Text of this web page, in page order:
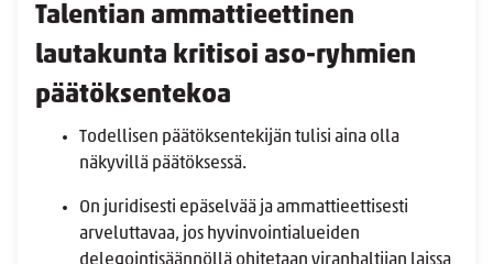
Talentian ammattieettinen
lautakunta kritisoi aso-ryhmien
päätöksentekoa
Todellisen päätöksentekijän tulisi aina olla
näkyvillä päätöksessä.
On juridisesti epäselvää ja ammattieettisesti
arveluttavaa, jos hyvinvointialueiden